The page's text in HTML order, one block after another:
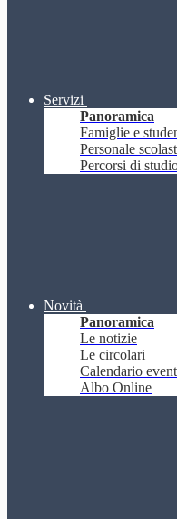
Servizi
Panoramica
Famiglie e
Personale
Percorsi di
Novità
Panoramica
Le notizie
Le circolari
Calendario
Albo Online